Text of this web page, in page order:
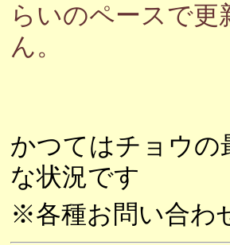
らいのペースで
ん。
かつてはチョウの
な状況です
※各種お問い合わ